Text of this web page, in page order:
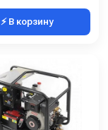
⚡ В корзину